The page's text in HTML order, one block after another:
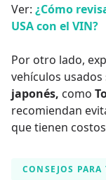
Ver: ¿Cómo
USA con el VIN?
Por otro lado,
vehículos
japonés, como
recomiendan
que tienen
CONSEJOS PARA